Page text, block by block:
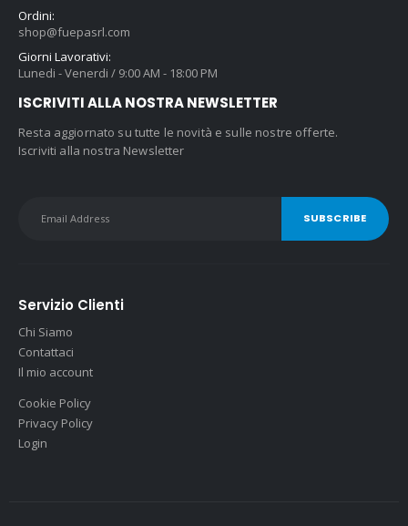
Ordini:
shop@fuepasrl.com
Giorni Lavorativi:
Lunedi - Venerdi / 9:00 AM - 18:00 PM
ISCRIVITI ALLA NOSTRA NEWSLETTER
Resta aggiornato su tutte le novità e sulle nostre offerte.
Iscriviti alla nostra Newsletter
Servizio Clienti
Chi Siamo
Contattaci
Il mio account
Cookie Policy
Privacy Policy
Login